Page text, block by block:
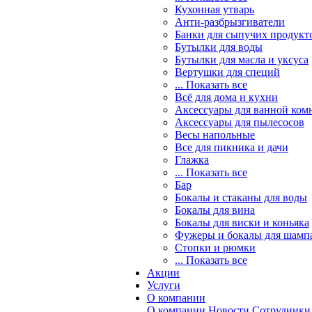
Кухонная утварь
Анти-разбрызгиватели
Банки для сыпучих
Бутылки для воды
Бутылки для масла и уксуса
Вертушки для специй
... Показать все
Всё для дома и кухни
Аксессуары для ванной
Аксессуары для пылесосов
Весы напольные
Все для пикника и дачи
Глажка
... Показать все
Бар
Бокалы и стаканы для воды
Бокалы для вина
Бокалы для виски и коньяка
Фужеры и бокалы для
Стопки и рюмки
... Показать все
Акции
Услуги
О компании